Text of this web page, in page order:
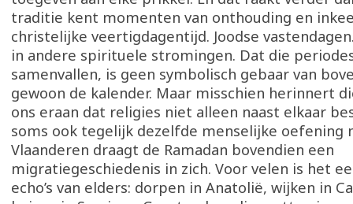
traditie kent momenten van onthouding en
christelijke veertigdagentijd. Joodse
in andere spirituele stromingen. Dat die
samenvallen, is geen symbolisch gebaar van
gewoon de kalender. Maar misschien herinnert
ons eraan dat religies niet alleen naast elkaar
soms ook tegelijk dezelfde menselijke oefening
Vlaanderen draagt de Ramadan bovendien een
migratiegeschiedenis in zich. Voor velen is het
echo’s van elders: dorpen in Anatolië, wijken in